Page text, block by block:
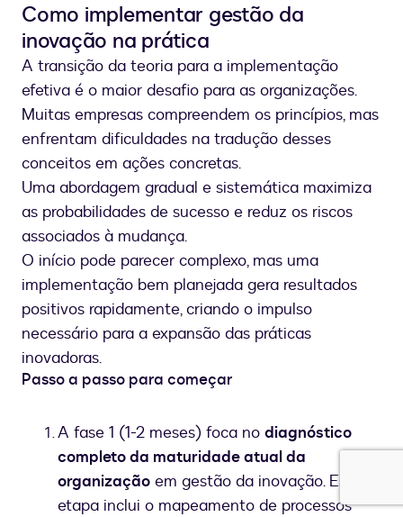
Como implementar gestão da
inovação na prática
A transição da teoria para a implementação
efetiva é o maior desafio para as organizações.
Muitas empresas compreendem os princípios, mas
enfrentam dificuldades na tradução desses
conceitos em ações concretas.
Uma abordagem gradual e sistemática maximiza
as probabilidades de sucesso e reduz os riscos
associados à mudança.
O início pode parecer complexo, mas uma
implementação bem planejada gera resultados
positivos rapidamente, criando o impulso
necessário para a expansão das práticas
inovadoras.
Passo a passo para começar
A fase 1 (1-2 meses) foca no diagnóstico
completo da maturidade atual da
organização em gestão da inovação. Esta
etapa inclui o mapeamento de processos